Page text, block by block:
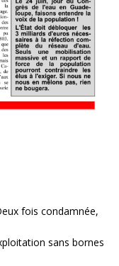
fois condamnée,
sans bornes